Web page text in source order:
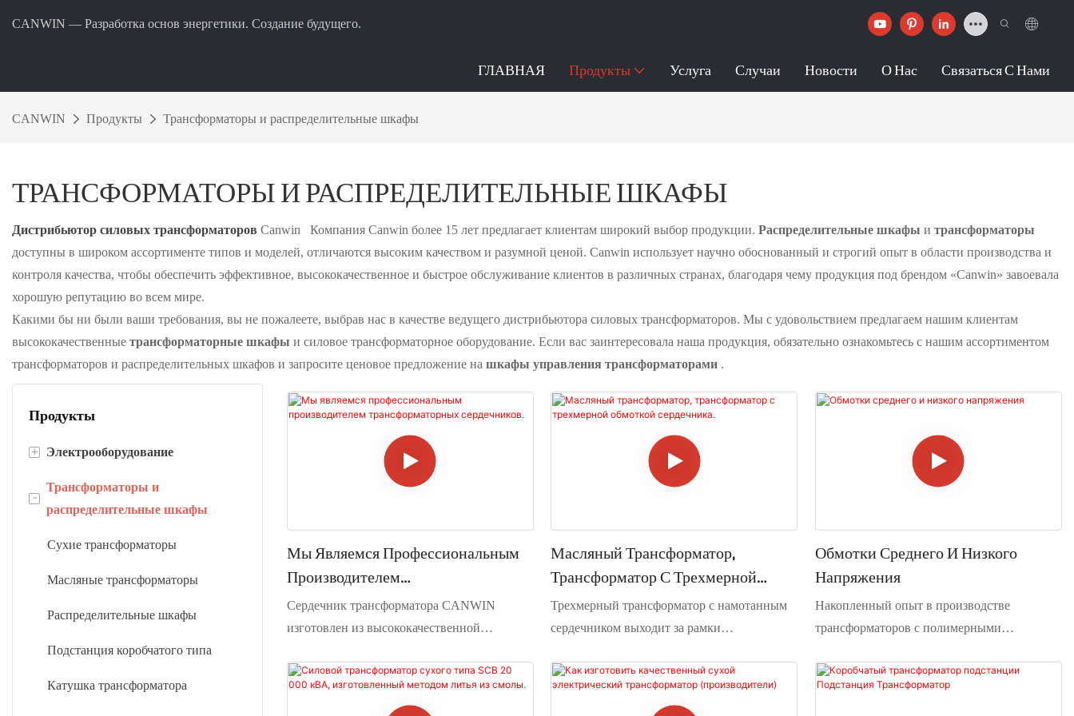
CANWIN — Разработка основ энергетики. Создание будущего.
ГЛАВНАЯ Продукты Услуга Случаи Новости О Нас Связаться С Нами
CANWIN Продукты Трансформаторы и распределительные шкафы
ТРАНСФОРМАТОРЫ И РАСПРЕДЕЛИТЕЛЬНЫЕ ШКАФЫ
Дистрибьютор силовых трансформаторов Canwin Компания Canwin более 15 лет предлагает клиентам широкий выбор продукции. Распределительные шкафы и трансформаторы
доступны в широком ассортименте типов и моделей, отличаются высоким качеством и разумной ценой. Canwin использует научно обоснованный и строгий опыт в области производства и
контроля качества, чтобы обеспечить эффективное, высококачественное и быстрое обслуживание клиентов в различных странах, благодаря чему продукция под брендом «Canwin» завоевала
хорошую репутацию во всем мире.
Какими бы ни были ваши требования, вы не пожалеете, выбрав нас в качестве ведущего дистрибьютора силовых трансформаторов. Мы с удовольствием предлагаем нашим клиентам
высококачественные трансформаторные шкафы и силовое трансформаторное оборудование. Если вас заинтересовала наша продукция, обязательно ознакомьтесь с нашим ассортиментом
трансформаторов и распределительных шкафов и запросите ценовое предложение на шкафы управления трансформаторами .
Продукты
+ Электрооборудование
Линии для нарезки по длине
-
Трансформаторы и
распределительные шкафы
Сухие трансформаторы
Масляные трансформаторы
Распределительные шкафы
Подстанция коробчатого типа
Катушка трансформатора
Мы Являемся Профессиональным
Производителем
Трансформаторных Сердечников.
Сердечник трансформатора CANWIN
изготовлен из высококачественной
высокой магнитной проводимостью и
ориентированным зерном, с полностью
Масляный Трансформатор,
Трансформатор С Трехмерной
Обмоткой Сердечника.
Трехмерный трансформатор с намотанным
сердечником выходит за рамки
структуры, используя трехфазную
симметричную вертикальную конструкцию,
Обмотки Среднего И Низкого
Напряжения
Накопленный опыт в производстве
трансформаторов с полимерными
позволили нам, помимо готовых
трансформаторов, предлагать также обмотки